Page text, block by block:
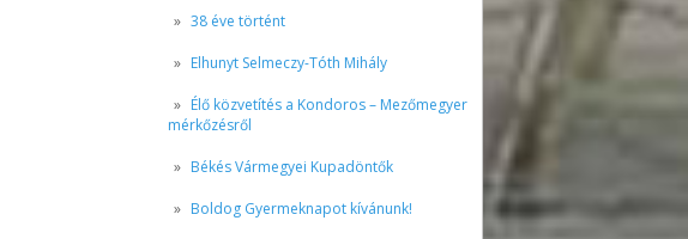
38 éve történt
Elhunyt Selmeczy-Tóth Mihály
Élő közvetítés a Kondoros – Mezőmegyer
mérkőzésről
Békés Vármegyei Kupadöntők
Boldog Gyermeknapot kívánunk!